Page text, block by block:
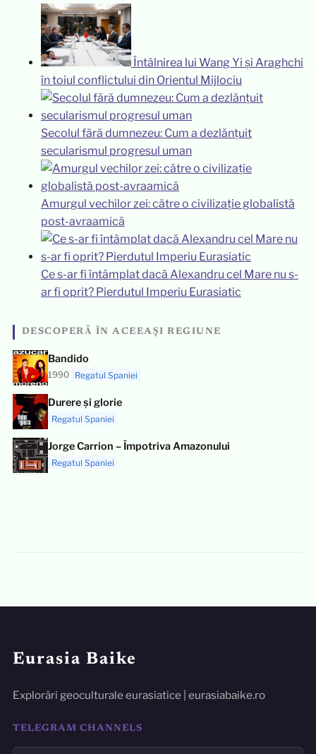
Întâlnirea lui Wang Yi și Araghchi
în toiul conflictului din Orientul Mijlociu
Secolul fără dumnezeu: Cum a dezlănțuit
secularismul progresul uman
Amurgul vechilor zei: către o civilizație globalistă
post-avraamică
Ce s-ar fi întâmplat dacă Alexandru cel Mare nu s-
ar fi oprit? Pierdutul Imperiu Eurasiatic
DESCOPERĂ ÎN ACEEAȘI REGIUNE
Bandido
1990 Regatul Spaniei
Durere și glorie
Regatul Spaniei
Jorge Carrion – Împotriva Amazonului
Regatul Spaniei
Eurasia Baike
Explorări geoculturale eurasiatice | eurasiabaike.ro
TELEGRAM CHANNELS